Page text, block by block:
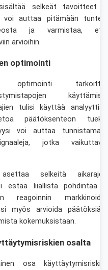
selkeät tavoitteet
voi auttaa pitämään
ja varmistaa,
arvioihin.
optimointi
optimointi
tulisi käyttää
päätöksenteon
voi auttaa
jotka
selkeitä
estää liiallista pohdintaa
reagoinnin
myös arvioida
kokemuksistaan.
osalta
osa